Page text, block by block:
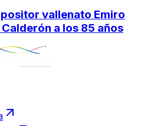
vallenato Emiro
a los 85 años